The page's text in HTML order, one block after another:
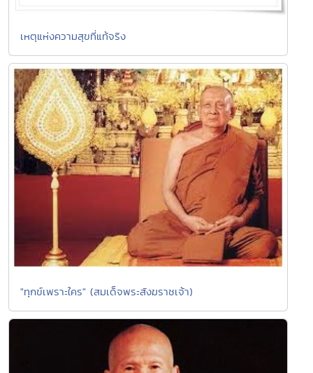
เหตุแห่งความสุขที่แท้จริง
"ทุกข์เพราะใคร" (สมเด็จพระสังฆราชเจ้า)